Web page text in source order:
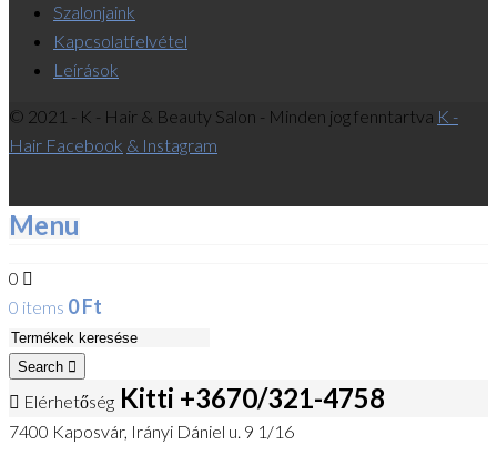
Szalonjaink
Kapcsolatfelvétel
Leírások
© 2021 - K - Hair & Beauty Salon - Minden jog fenntartva K -
Hair Facebook & Instagram
Menu
0
0 items 0Ft
Search
Elérhetőség Kitti +3670/321-4758
7400 Kaposvár, Irányi Dániel u. 9 1/16